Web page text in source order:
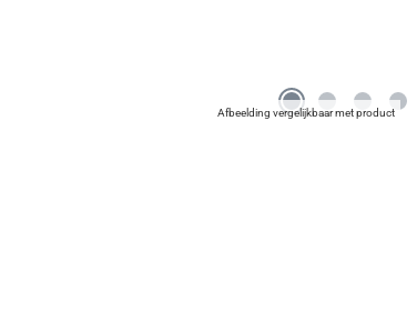
Afbeelding vergelijkbaar met product